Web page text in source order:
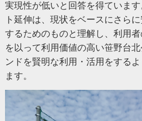
実現性が低いと回答を得ていま
ト延伸は、現状をベースにさら
するためのものと理解し、利用
を以って利用価値の高い笹野台
ンドを賢明な利用・活用をする
ます。